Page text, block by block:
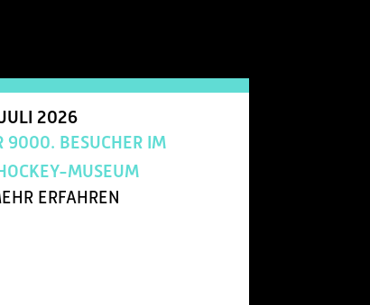
2026
9000. BESUCHER IM
MUSEUM
ERFAHREN